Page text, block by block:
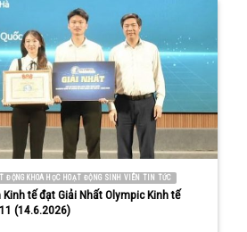
ĐỘNG KHOA HỌC HOẠT ĐỘNG SINH VIÊN TIN TỨC
tế đạt Giải Nhất Olympic Kinh tế
(14.6.2026)